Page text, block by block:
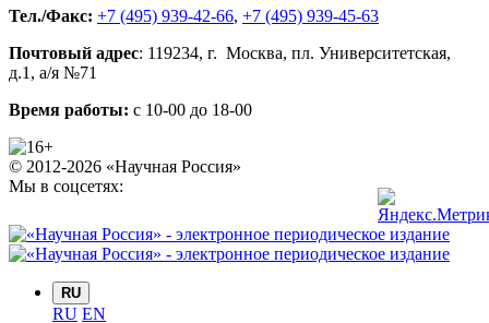
Тел./Факс: +7 (495) 939-42-66, +7 (495) 939-45-63
Почтовый адрес: 119234, г. Москва, пл. Университетская,
д.1 , а/я №71
Время работы: с 10-00 до 18-00
© 2012-2026 «Научная Россия»
Мы в соцсетях:
RU
RU EN